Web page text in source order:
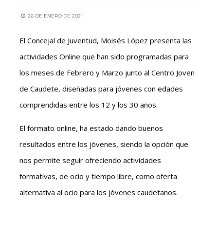
26 DE ENERO DE 2021
El Concejal de Juventud, Moisés López presenta las
actividades Online que han sido programadas para
los meses de Febrero y Marzo junto al Centro Joven
de Caudete, diseñadas para jóvenes con edades
comprendidas entre los 12 y los 30 años.
El formato online, ha estado dando buenos
resultados entre los jóvenes, siendo la opción que
nos permite seguir ofreciendo actividades
formativas, de ocio y tiempo libre, como oferta
alternativa al ocio para los jóvenes caudetanos.